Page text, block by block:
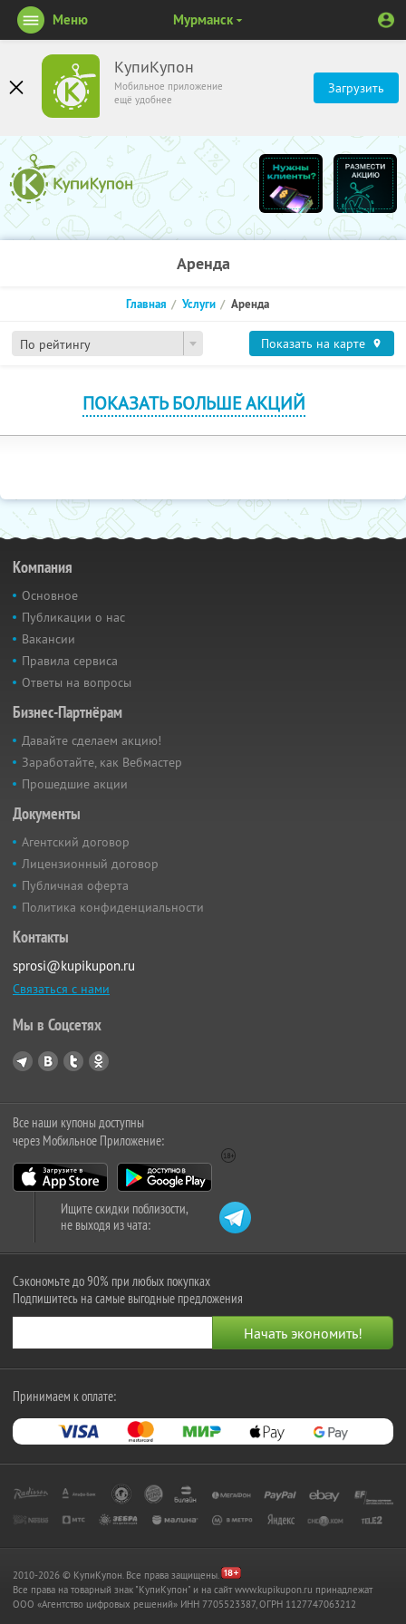
КупиКупон
Мобильное приложение
ещё удобнее
Загрузить
Меню Мурманск
Аренда
По рейтингу
Главная Услуги Аренда
Показать на карте
ПОКАЗАТЬ БОЛЬШЕ АКЦИЙ
Компания
Основное
Публикации о нас
Вакансии
Правила сервиса
Ответы на вопросы
Бизнес-Партнёрам
Давайте сделаем акцию!
Заработайте, как Вебмастер
Прошедшие акции
Документы
Агентский договор
Лицензионный договор
Публичная оферта
Политика конфиденциальности
Контакты
sprosi@kupikupon.ru
Связаться с нами
Мы в Соцсетях
Все наши купоны доступны
через Мобильное Приложение:
Ищите скидки поблизости,
не выходя из чата:
Сэкономьте до 90% при любых покупках
Подпишитесь на самые выгодные предложения
Принимаем к оплате:
2010-2026 © КупиКупон. Все права защищены.
Все права на товарный знак "КупиКупон" и на сайт www.kupikupon.ru принадлежат
OOO «Агентство цифровых решений» ИНН 7705523387, ОГРН 1127747063212